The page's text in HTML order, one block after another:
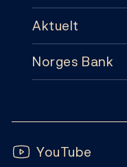
Tema
Pengepolitikk
Sedler og
Aktuelt
Aktuelt
Publikasjoner
Norges Bank
Abonnement
Følg oss:
YouTube